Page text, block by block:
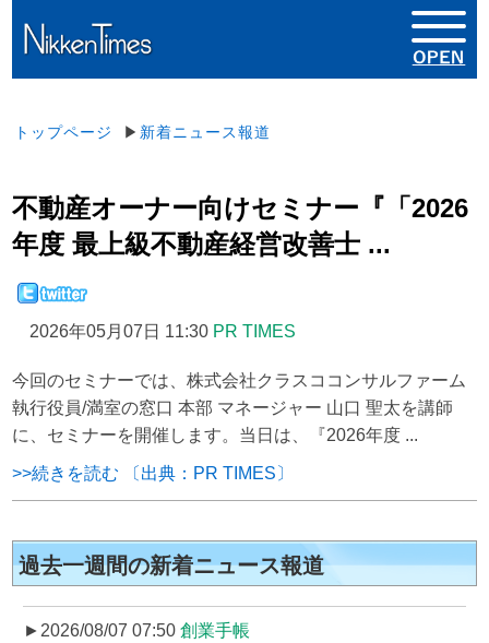
トップページ ▶ 新着ニュース報道
不動産オーナー向けセミナー『「2026
年度 最上級不動産経営改善士 ...
2026年05月07日 11:30 PR TIMES
今回のセミナーでは、株式会社クラスココンサルファーム
執行役員/満室の窓口 本部 マネージャー 山口 聖太を講師
に、セミナーを開催します。当日は、『2026年度 ...
>>続きを読む 〔出典：PR TIMES〕
過去一週間の新着ニュース報道
►2026/08/07 07:50 創業手帳